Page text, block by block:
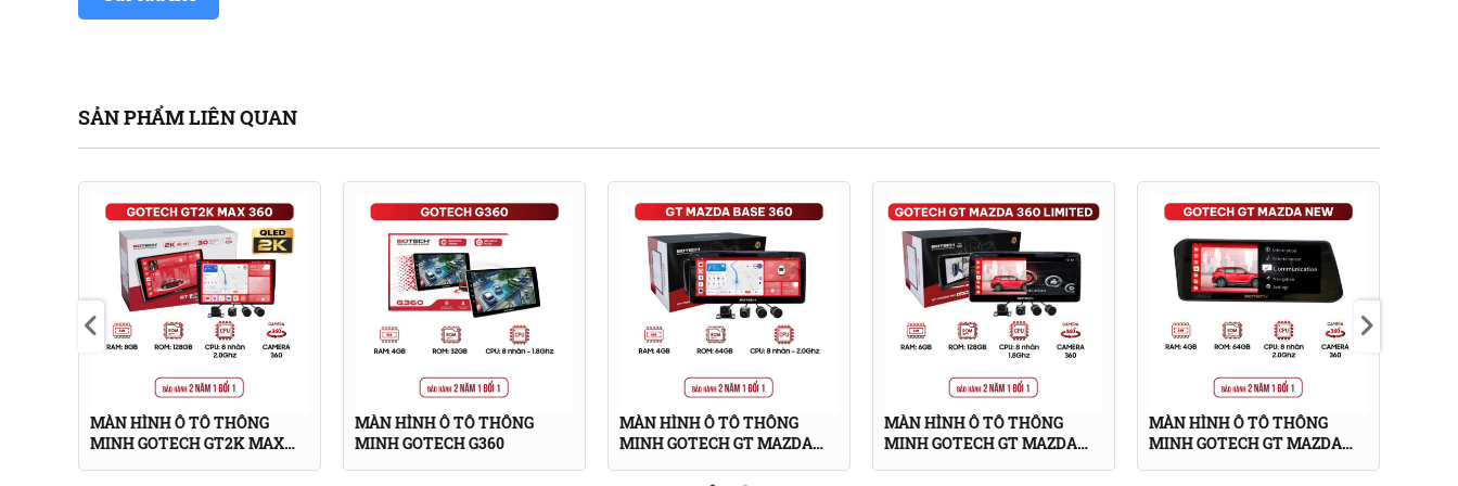
theo dõi bản đồ và camera cùng lúc hoặc giải trí trong những khoảng thời gian nghỉ ngơi trên xe.
SẢN PHẨM LIÊN QUAN
MÀN HÌNH Ô TÔ THÔNG
MINH GOTECH GT2K MAX
MÀN HÌNH Ô TÔ THÔNG
MINH GOTECH G360
MÀN HÌNH Ô TÔ THÔNG
MINH GOTECH GT MAZDA
MÀN HÌNH Ô TÔ THÔNG
MINH GOTECH GT MAZDA
MÀN HÌNH Ô TÔ THÔNG
MINH GOTECH GT MAZDA